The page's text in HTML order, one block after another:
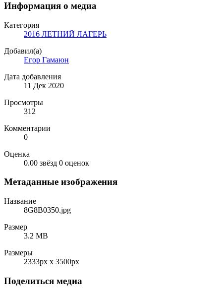
Информация о медиа
Категория
2016 ЛЕТНИЙ ЛАГЕРЬ
Добавил(а)
Егор Гамаюн
Дата добавления
11 Дек 2020
Просмотры
312
Комментарии
0
Оценка
0.00 звёзд 0 оценок
Метаданные изображения
Название
8G8B0350.jpg
Размер
3.2 MB
Размеры
2333px x 3500px
Поделиться медиа